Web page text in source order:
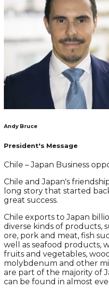
Andy Bruce
President's Message
Chile – Japan Business
Chile and Japan's
long story that started
great success.
Chile exports to Japan
diverse kinds of products,
ore, pork and meat, fish
well as seafood products,
fruits and vegetables,
molybdenum and other
are part of the majority of
can be found in almost